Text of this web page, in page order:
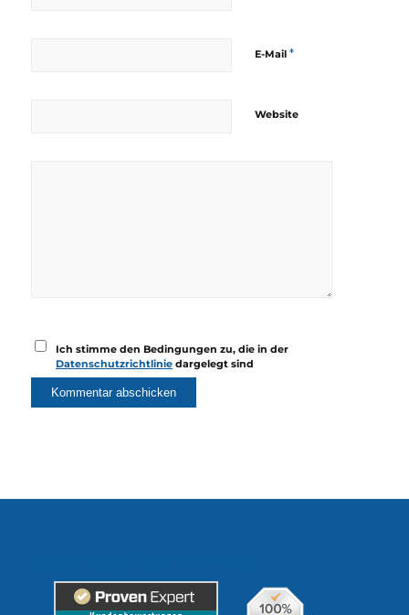
E-Mail *
Website
Ich stimme den Bedingungen zu, die in der
Datenschutzrichtlinie dargelegt sind